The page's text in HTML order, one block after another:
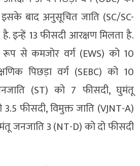
बाद अनुसूचित जाति (SC/SC-
इन्हें 13 फीसदी आरक्षण मिलता है.
से कमजोर वर्ग (EWS) को 10
पिछड़ा वर्ग (SEBC) को 10
(ST) को 7 फीसदी, घुमंतू
फीसदी, विमुक्त जाति (VJNT-A)
जनजाति 3 (NT-D) को दो फीसदी